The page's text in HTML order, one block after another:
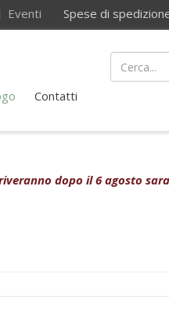
Eventi Spese di spedizione
Contatti
dopo il 6 agosto